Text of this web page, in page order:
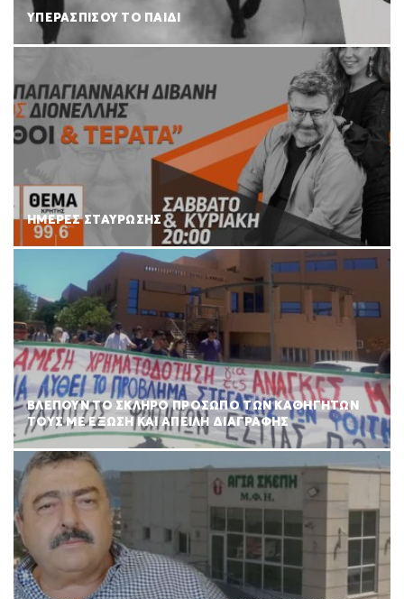
ΥΠΕΡΑΣΠΙΣΟΥ ΤΟ ΠΑΙΔΙ
ΗΜΕΡΕΣ ΣΤΑΥΡΩΣΗΣ
ΒΛΕΠΟΥΝ ΤΟ ΣΚΛΗΡΟ ΠΡΟΣΩΠΟ ΤΩΝ ΚΑΘΗΓΗΤΩΝ
ΤΟΥΣ ΜΕ ΕΞΩΣΗ ΚΑΙ ΑΠΕΙΛΗ ΔΙΑΓΡΑΦΗΣ